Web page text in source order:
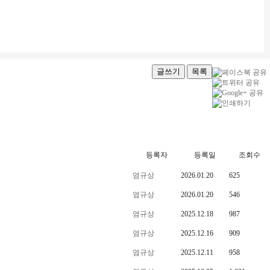
글쓰기 목록
등록자 등록일 조회수
염규상 2026.01.20 625
염규상 2026.01.20 546
염규상 2025.12.18 987
염규상 2025.12.16 909
염규상 2025.12.11 958